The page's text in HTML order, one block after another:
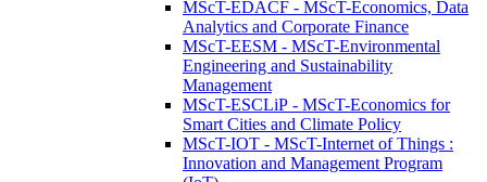
MScT-EDACF - MScT-Economics, Data
Analytics and Corporate Finance
MScT-EESM - MScT-Environmental
Engineering and Sustainability
Management
MScT-ESCLiP - MScT-Economics for
Smart Cities and Climate Policy
MScT-IOT - MScT-Internet of Things :
Innovation and Management Program